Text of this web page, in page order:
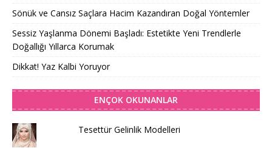
Sönük ve Cansız Saçlara Hacim Kazandıran Doğal Yöntemler
Sessiz Yaşlanma Dönemi Başladı: Estetikte Yeni Trendlerle
Doğallığı Yıllarca Korumak
Dikkat! Yaz Kalbi Yoruyor
ENÇOK OKUNANLAR
Tesettür Gelinlik Modelleri